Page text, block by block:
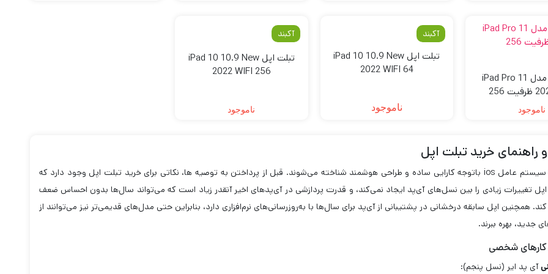
تبلت اپل مدل iPad Pro 11
2022 WIFI ظرفیت 256
گیگابایت
ناموجود
آکبند
تبلت اپل iPad 10 10.9 New
2022 WIFI 64
ناموجود
آکبند
تبلت اپل iPad 10 10.9 New
2022 WIFI 256
ناموجود
راهنمای خرید تبلت اپل
با سیستم عامل ios باتوجه کارایی ساده و طراحی هوشمند شناخته می‌شوند. قبل از پرداختن به توصیه ها، نکاتی برای خرید تبلت اپل وجود دارد که
اپل تغییرات زیادی را بین نسل‌های آی‌پد ایجاد نمی‌کند، و قدرت پردازشی در آی‌پدهای اخیر آنقدر زیاد است که می‌تواند سال‌ها بدون احساس ضعف
کند. همچنین اپل سابقه درخشانی در پشتیبانی از آی‌پد برای سال‌ها با به‌روزرسانی‌های نرم‌افزاری دارد، بنابراین حتی مدل‌های قدیمی‌تر نیز می‌توانند از
جدید، بهره ببرند.
کار‌های شخصی
آی پد ایر (نسل پنجم):